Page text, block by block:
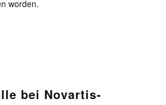
worden.
bei Novartis-